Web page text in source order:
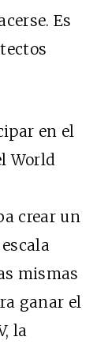
Es
en el
World
crear un
mismas
ganar el
la